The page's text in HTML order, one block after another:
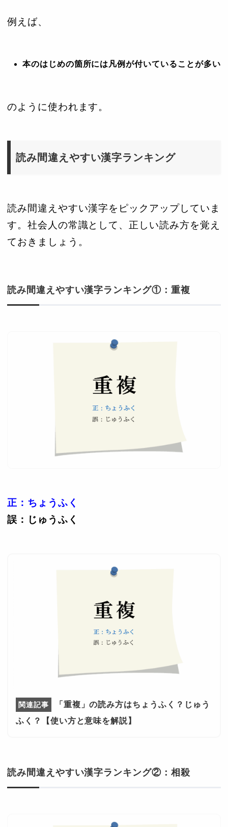
例えば、
本のはじめの箇所には凡例が付いていることが多い
のように使われます。
読み間違えやすい漢字ランキング
読み間違えやすい漢字をピックアップしていま
す。社会人の常識として、正しい読み方を覚え
ておきましょう。
読み間違えやすい漢字ランキング①：重複
正：ちょうふく
誤：じゅうふく
「重複」の読み方はちょうふく？じゅう
ふく？【使い方と意味を解説】
読み間違えやすい漢字ランキング②：相殺